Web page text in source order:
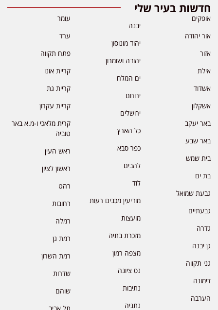
חדשות בעיר שלי
אופקים
אור יהודה
אזור
אילת
אשדוד
אשקלון
באר יעקב
באר שבע
בית שמש
בת ים
גבעת שמואל
גבעתיים
גדרה
גן יבנה
גני תקווה
דימונה
הערבה
יבנה
יהוד מונוסון
יהודה ושומרון
ים המלח
ירוחם
ירושלים
כל הארץ
כפר סבא
להבים
לוד
מודיעין מכבים רעות
מועצות
מזכרת בתיה
מצפה רמון
נס ציונה
נתיבות
נתניה
עומר
ערד
פתח תקווה
קריית אונו
קריית גת
קריית עקרון
קרית מלאכי ו-מ.א באר
טוביה
ראש העין
ראשון לציון
רהט
רחובות
רמלה
רמת גן
רמת השרון
שדרות
שוהם